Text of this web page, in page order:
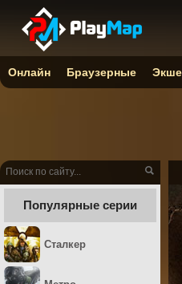
Популярные серии
Сталкер
Онлайн Браузерные